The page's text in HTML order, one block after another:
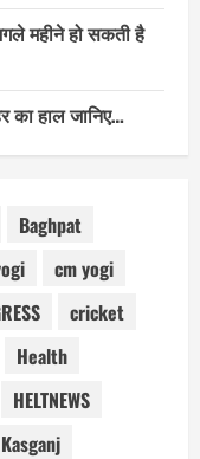
महीने हो सकती है
का हाल जानिए…
Baghpat
cm yogi
cricket
Health
HELTNEWS
Kasganj